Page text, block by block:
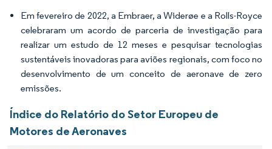
Em fevereiro de 2022, a Embraer, a Widerøe e a Rolls-Royce
celebraram um acordo de parceria de investigação para
realizar um estudo de 12 meses e pesquisar tecnologias
sustentáveis inovadoras para aviões regionais, com foco no
desenvolvimento de um conceito de aeronave de zero
emissões.
Índice do Relatório do Setor Europeu de
Motores de Aeronaves